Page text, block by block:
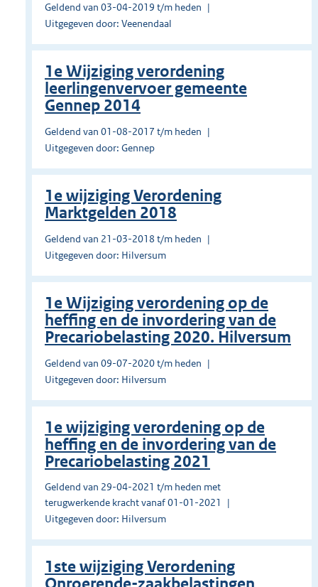
Geldend van 03-04-2019 t/m heden
Uitgegeven door: Veenendaal
1e Wijziging verordening
leerlingenvervoer gemeente
Gennep 2014
Geldend van 01-08-2017 t/m heden
Uitgegeven door: Gennep
1e wijziging Verordening
Marktgelden 2018
Geldend van 21-03-2018 t/m heden
Uitgegeven door: Hilversum
1e Wijziging verordening op de
heffing en de invordering van de
Precariobelasting 2020. Hilversum
Geldend van 09-07-2020 t/m heden
Uitgegeven door: Hilversum
1e wijziging verordening op de
heffing en de invordering van de
Precariobelasting 2021
Geldend van 29-04-2021 t/m heden met
terugwerkende kracht vanaf 01-01-2021
Uitgegeven door: Hilversum
1ste wijziging Verordening